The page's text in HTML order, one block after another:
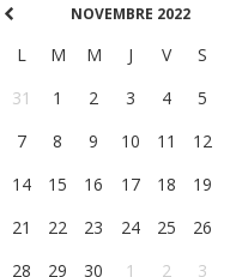
NOVEMBRE 2022
L M M J V S
31
1 2 3 4 5
7
8 9 10 11 12
14
15 16 17 18 19
21
22 23 24 25 26
28
29 30 1 2 3